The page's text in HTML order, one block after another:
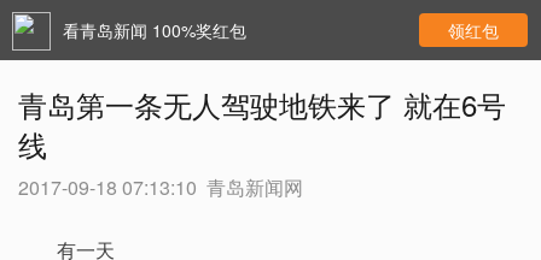
看青岛新闻 100%奖红包 领红包
青岛第一条无人驾驶地铁来了 就在6号
线
2017-09-18 07:13:10 青岛新闻网
有一天